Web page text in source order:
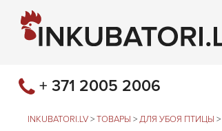
+ 371 2005 2006
INKUBATORI.LV > ТОВАРЫ > ДЛЯ УБОЯ ПТИЦЫ >